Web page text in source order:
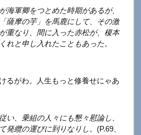
海軍卿をつとめた時期があるが、
薩摩の芋」を馬鹿にして、その激
重なり、間に入った赤松が、榎本
れと申し入れたこともあった。
るがわ。人生もっと修養せにゃあ
い、乗組の人々にも懇々慰論し、
発纜の運びに到りなりし。 (P.69、